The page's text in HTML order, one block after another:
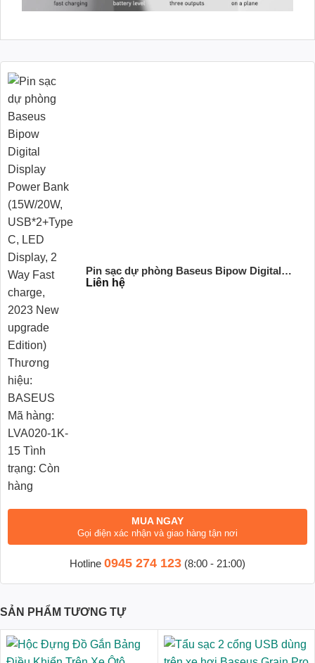
Pin sạc dự phòng Baseus Bipow Digital
Display Power Bank (15W/20W, USB*2+Type
Liên hệ
MUA NGAY
Gọi điện xác nhận và giao hàng tận nơi
Hotline 0945 274 123 (8:00 - 21:00)
SẢN PHẨM TƯƠNG TỰ